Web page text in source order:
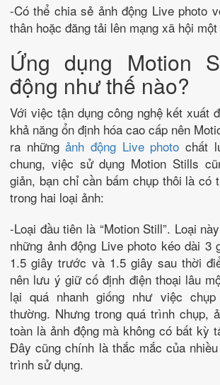
-Có thể chia sẻ ảnh động Live photo
thân hoặc đăng tải lên mạng xã hội
Ứng dụng Motion
động như thế nào?
Với việc tận dụng công nghệ kết xuất
khả năng ổn định hóa cao cấp nên
ra nhữngảnh động Live photo chất
chung, việc sử dụng Motion Stills
giản, bạn chỉ cần bấm chụp thôi là có
trong hai loại ảnh:
-Loại đầu tiên là “Motion Still”. Loại
những ảnh động Live photo kéo dài 3
1.5 giây trước và 1.5 giây sau thời
nên lưu ý giữ cố định điện thoại lâu
lại quá nhanh giống như việc
thường. Nhưng trong quá trình chụp,
toàn là ảnh động mà không có bất kỳ
Đây cũng chính là thắc mắc của
trình sử dụng.